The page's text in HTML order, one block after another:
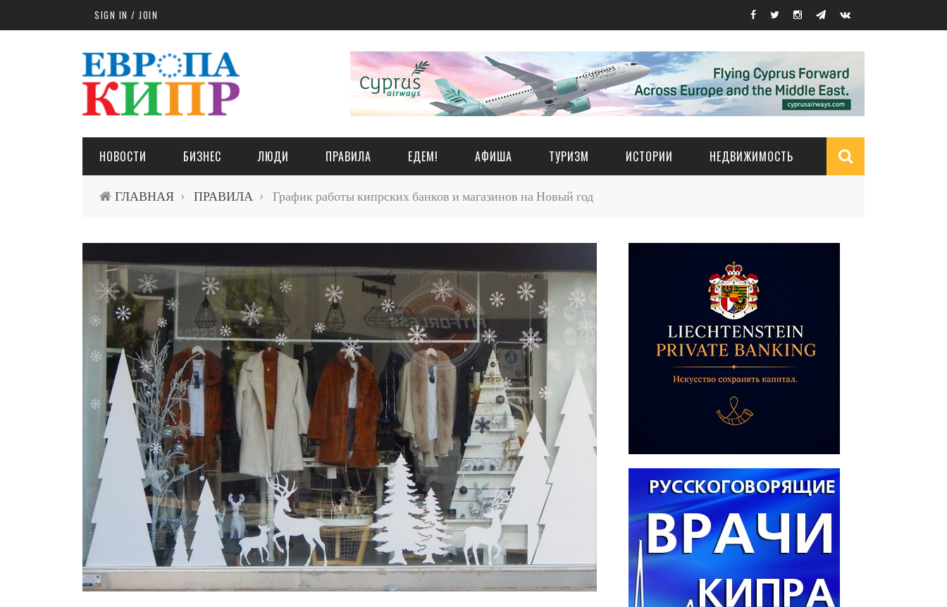
Skip to main contentSIGN IN / JOIN
НОВОСТИ БИЗНЕС ЛЮДИ ПРАВИЛА ЕДЕМ! АФИША ТУРИЗМ ИСТОРИИ НЕДВИЖИМОСТЬ
ГЛАВНАЯ › ПРАВИЛА › График работы кипрских банков и магазинов на Новый год